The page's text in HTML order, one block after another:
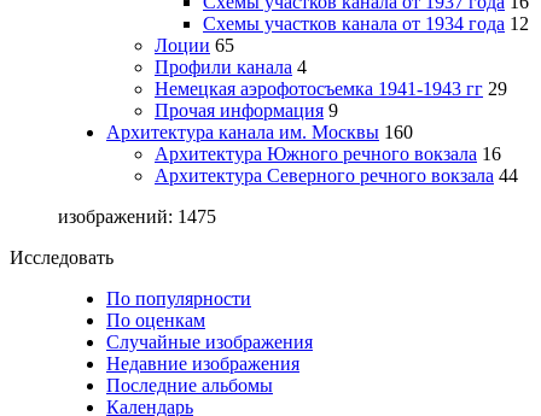
Схемы участков канала от 1934 года 12
Лоции 65
Профили канала 4
Немецкая аэрофотосъемка 1941-1943 гг 29
Прочая информация 9
Архитектура канала им. Москвы 160
Архитектура Южного речного вокзала 16
Архитектура Северного речного вокзала 44
изображений: 1475
Исследовать
По популярности
По оценкам
Случайные изображения
Недавние изображения
Последние альбомы
Календарь